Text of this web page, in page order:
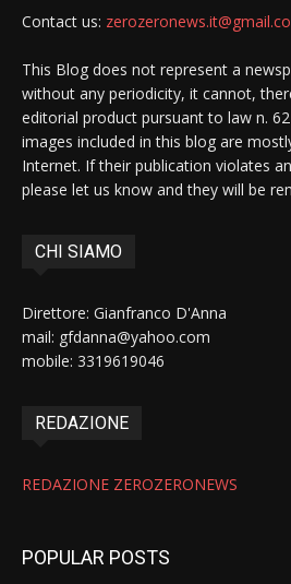
Contact us:
This Blog does not represent a
without any periodicity, it cannot,
editorial product pursuant to law n.
images included in this blog are
Internet. If their publication violates
please let us know and they will be
CHI SIAMO
Direttore: Gianfranco D'Anna
mail: gfdanna@yahoo.com
mobile: 3319619046
REDAZIONE
REDAZIONE ZEROZERONEWS
POPULAR POSTS